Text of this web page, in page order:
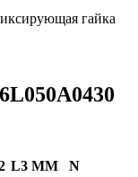
гайка
L3 MM
N